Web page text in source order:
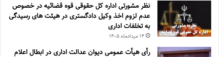
نظر مشورتی اداره کل حقوقی قوه قضائیه در خصوص
عدم لزوم اخذ وکیل دادگستری در هیئت های رسیدگی
به تخلفات اداری
۱۴ مرداد‌ماه ۱۴۰۵
رأی هیأت عمومی دیوان عدالت اداری در ابطال اعلام